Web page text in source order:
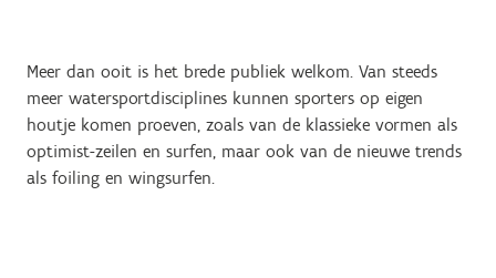
Meer dan ooit is het brede publiek welkom. Van steeds
meer watersportdisciplines kunnen sporters op eigen
houtje komen proeven, zoals van de klassieke vormen als
optimist-zeilen en surfen, maar ook van de nieuwe trends
als foiling en wingsurfen.